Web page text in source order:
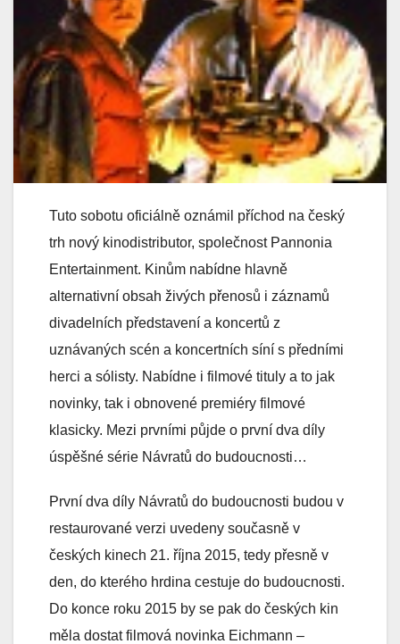
Tuto sobotu oficiálně oznámil příchod na český
trh nový kinodistributor, společnost Pannonia
Entertainment. Kinům nabídne hlavně
alternativní obsah živých přenosů i záznamů
divadelních představení a koncertů z
uznávaných scén a koncertních síní s předními
herci a sólisty. Nabídne i filmové tituly a to jak
novinky, tak i obnovené premiéry filmové
klasicky. Mezi prvními půjde o první dva díly
úspěšné série Návratů do budoucnosti…
První dva díly Návratů do budoucnosti budou v
restaurované verzi uvedeny současně v
českých kinech 21. října 2015, tedy přesně v
den, do kterého hrdina cestuje do budoucnosti.
Do konce roku 2015 by se pak do českých kin
měla dostat filmová novinka Eichmann –